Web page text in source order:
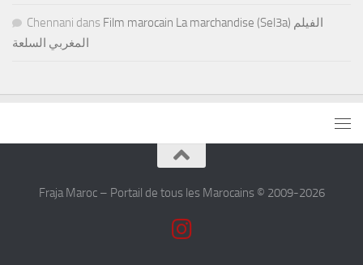
Chennani dans Film marocain La marchandise (Sel3a) الفيلم
المغربي السلعة
Fraja Maroc – Portail de tous les Marocains © 2009-2026